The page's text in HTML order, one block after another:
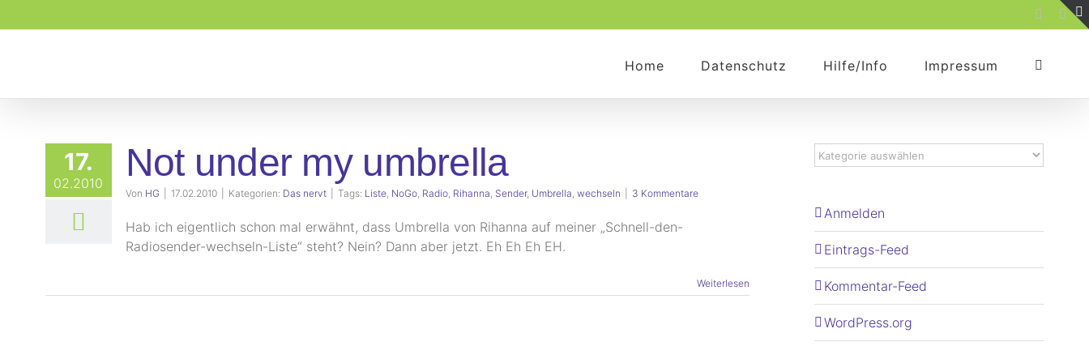
Inhalt
Rss
Home Datenschutz Hilfe/Info Impressum
17.
02.2010 Not under my umbrella
Von HG 17.02.2010 Kategorien: Das nervt Tags: Liste, NoGo, Radio, Rihanna, Sender, Umbrella, wechseln 3 Kommentare
Hab ich eigentlich schon mal erwähnt, dass Umbrella von Rihanna auf meiner „Schnell-den-
Radiosender-wechseln-Liste“ steht? Nein? Dann aber jetzt. Eh Eh Eh EH.
Weiterlesen
Anmelden
Eintrags-Feed
Kommentar-Feed
WordPress.org